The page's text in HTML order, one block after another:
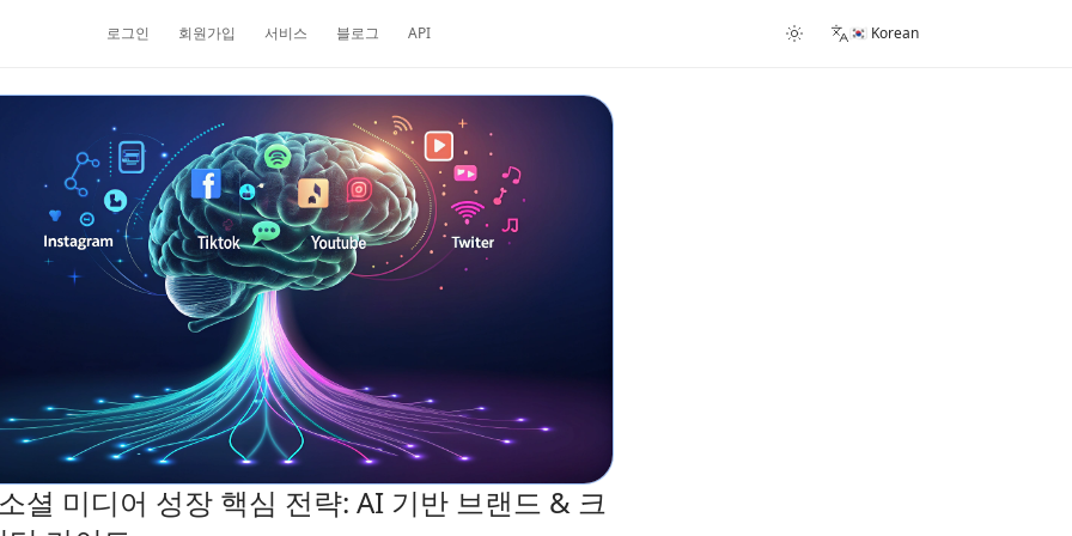
로그인 회원가입 서비스 블로그 API 🇰🇷 Korean
셜 미디어 성장 핵심 전략: AI 기반 브랜드 & 크